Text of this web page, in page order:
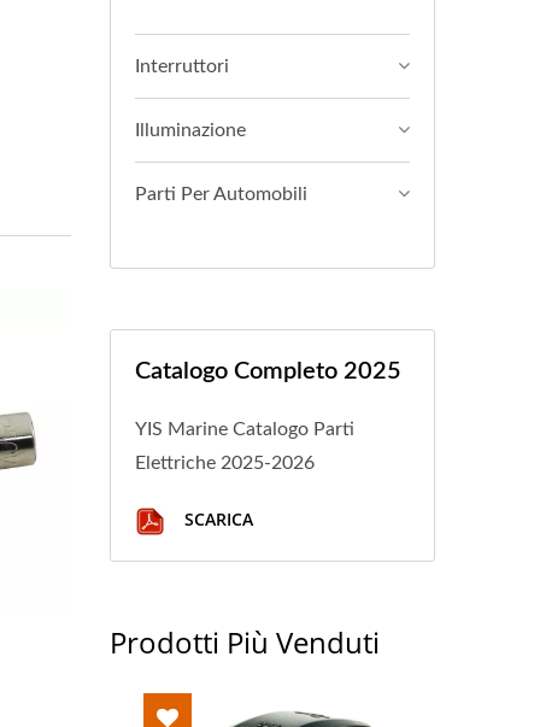
Interruttori
Illuminazione
Parti Per Automobili
Catalogo Completo 2025
YIS Marine Catalogo Parti
Elettriche 2025-2026
SCARICA
Prodotti Più Venduti